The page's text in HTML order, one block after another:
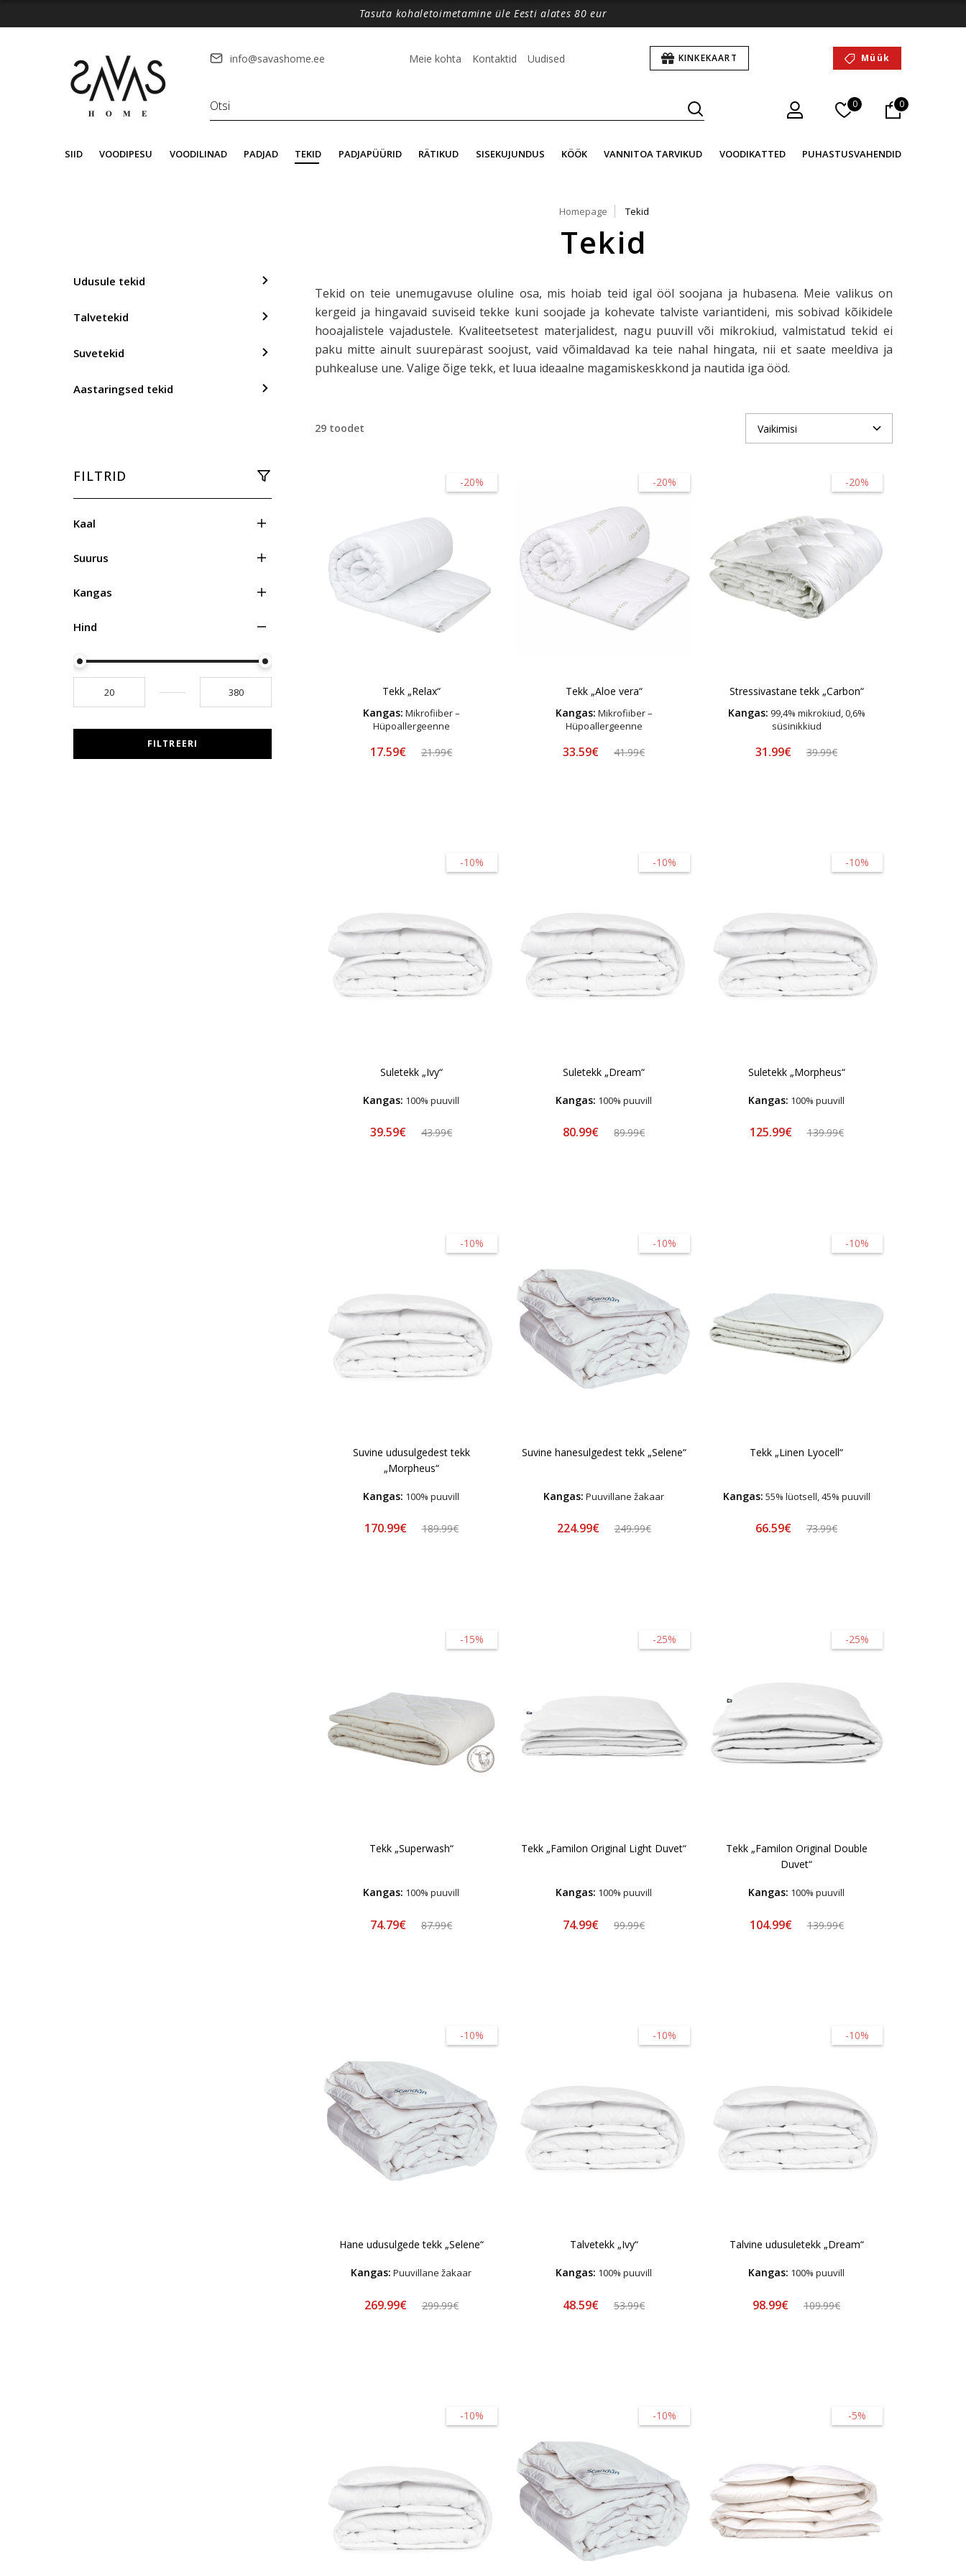
Tasuta kohaletoimetamine üle Eesti alates 80 eur
info@savashome.ee Meie kohta Kontaktid Uudised KINKEKAART Müük
0 0
SIID VOODIPESU VOODILINAD PADJAD TEKID PADJAPÜÜRID RÄTIKUD SISEKUJUNDUS KÖÖK VANNITOA TARVIKUD VOODIKATTED PUHASTUSVAHENDID
Udusule tekid
Talvetekid
Suvetekid
Aastaringsed tekid
FILTRID
Kaal
Suurus
Kangas
Hind
FILTREERI
Homepage Tekid
Tekid
Tekid on teie unemugavuse oluline osa, mis hoiab teid igal ööl soojana ja hubasena. Meie valikus on
kergeid ja hingavaid suviseid tekke kuni soojade ja kohevate talviste variantideni, mis sobivad kõikidele
hooajalistele vajadustele. Kvaliteetsetest materjalidest, nagu puuvill või mikrokiud, valmistatud tekid ei
paku mitte ainult suurepärast soojust, vaid võimaldavad ka teie nahal hingata, nii et saate meeldiva ja
puhkealuse une. Valige õige tekk, et luua ideaalne magamiskeskkond ja nautida iga ööd.
29 toodet
-20%
Tekk „Relax“
Kangas: Mikrofiiber –
Hüpoallergeenne
17.59€ 21.99€
-20%
Tekk „Aloe vera“
Kangas: Mikrofiiber –
Hüpoallergeenne
33.59€ 41.99€
-20%
Stressivastane tekk „Carbon“
Kangas: 99,4% mikrokiud, 0,6%
süsinikkiud
31.99€ 39.99€
-10%
Suletekk „Ivy“
Kangas: 100% puuvill
39.59€ 43.99€
-10%
Suletekk „Dream“
Kangas: 100% puuvill
80.99€ 89.99€
-10%
Suletekk „Morpheus“
Kangas: 100% puuvill
125.99€ 139.99€
-10%
Suvine udusulgedest tekk
„Morpheus“
Kangas: 100% puuvill
170.99€ 189.99€
-10%
Suvine hanesulgedest tekk „Selene“
Kangas: Puuvillane žakaar
224.99€ 249.99€
-10%
Tekk „Linen Lyocell“
Kangas: 55% lüotsell, 45% puuvill
66.59€ 73.99€
-15%
Tekk „Superwash“
Kangas: 100% puuvill
74.79€ 87.99€
-25%
Tekk „Familon Original Light Duvet“
Kangas: 100% puuvill
74.99€ 99.99€
-25%
Tekk „Familon Original Double
Duvet“
Kangas: 100% puuvill
104.99€ 139.99€
-10%
Hane udusulgede tekk „Selene“
Kangas: Puuvillane žakaar
269.99€ 299.99€
-10%
Talvetekk „Ivy“
Kangas: 100% puuvill
48.59€ 53.99€
-10%
Talvine udusuletekk „Dream“
Kangas: 100% puuvill
98.99€ 109.99€
-10% -10% -5%